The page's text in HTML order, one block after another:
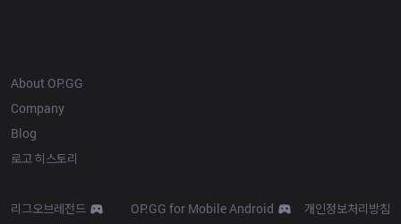
About OP.GG
Company
Blog
로고 히스토리
리그오브레전드
OP.GG for Mobile Android
개인정보처리방침